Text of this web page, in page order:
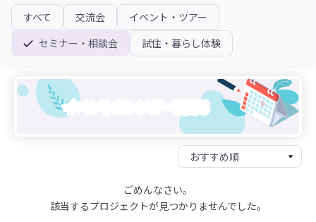
すべて 交流会
イベント・ツアー
セミナー・相談会
試住・暮らし体験
イベントカレンダーを見る
ごめんなさい。
該当するプロジェクトが見つかりませんでした。